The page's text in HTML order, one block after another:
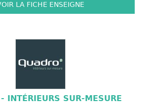
LA FICHE ENSEIGNE
INTÉRIEURS SUR-MESURE